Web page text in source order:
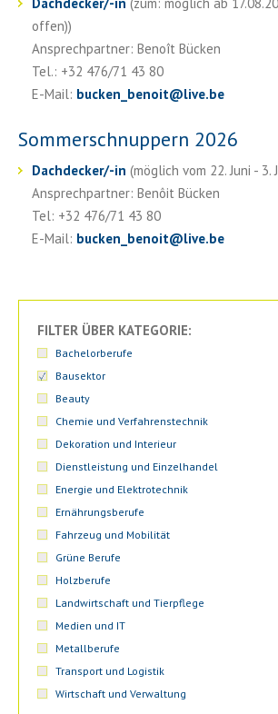
offen))
Ansprechpartner: Benoît Bücken
Tel.: +32 476/71 43 80
E-Mail: bucken_benoit@live.be
Sommerschnuppern 2026
Dachdecker/-in (möglich vom 22. Juni - 3.
Ansprechpartner: Benôit Bücken
Tel: +32 476/71 43 80
E-Mail: bucken_benoit@live.be
FILTER ÜBER KATEGORIE:
Bachelorberufe
Bausektor
Beauty
Chemie und Verfahrenstechnik
Dekoration und Interieur
Dienstleistung und Einzelhandel
Energie und Elektrotechnik
Ernährungsberufe
Fahrzeug und Mobilität
Grüne Berufe
Holzberufe
Landwirtschaft und Tierpflege
Medien und IT
Metallberufe
Transport und Logistik
Wirtschaft und Verwaltung